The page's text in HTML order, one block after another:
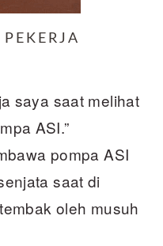
saya saat melihat
ASI.”
pompa ASI
saat di
oleh musuh